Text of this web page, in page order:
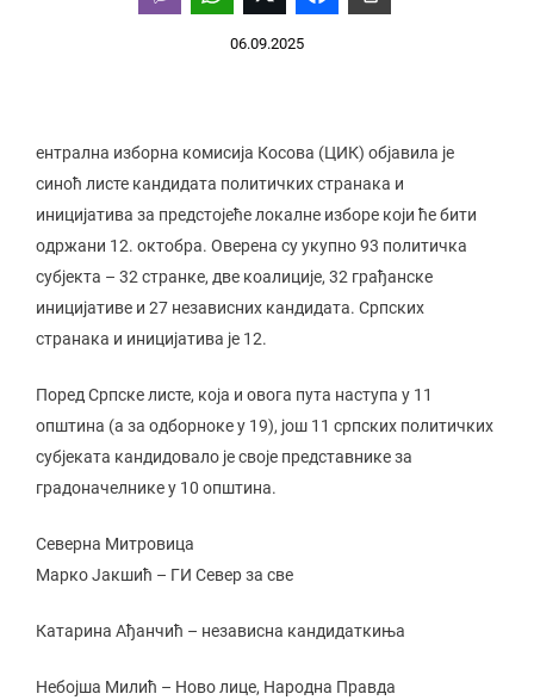
06.09.2025
ентрална изборна комисија Косова (ЦИК) објавила је
синоћ листе кандидата политичких странака и
иницијатива за предстојеће локалне изборе који ће бити
одржани 12. октобра. Оверена су укупно 93 политичка
субјекта – 32 странке, две коалиције, 32 грађанске
иницијативе и 27 независних кандидата. Српских
странака и иницијатива је 12.
Поред Српске листе, која и овога пута наступа у 11
општина (а за одборноке у 19), још 11 српских политичких
субјеката кандидовало је своје представнике за
градоначелнике у 10 општина.
Северна Митровица
Марко Јакшић – ГИ Север за све
Катарина Ађанчић – независна кандидаткиња
Небојша Милић – Ново лице, Народна Правда